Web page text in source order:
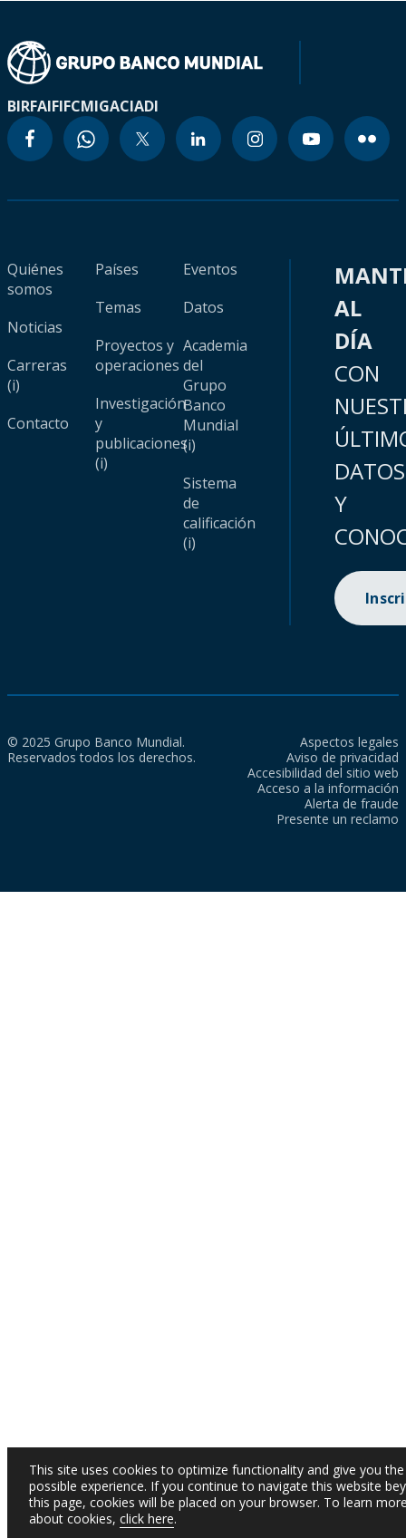
BIRFAIFIFCMIGACIADI
Quiénes
somos
Noticias
Carreras
(i)
Contacto
Países
Temas
Proyectos y
operaciones
Investigación
y
publicaciones
(i)
Eventos
Datos
Academia
del
Grupo
Banco
Mundial
(i)
Sistema
de
calificación
(i)
AL
DÍA
CON
DATOS
Y
© 2025 Grupo Banco Mundial.
Reservados todos los derechos.
Aspectos legales
Aviso de privacidad
Accesibilidad del sitio web
Acceso a la información
Alerta de fraude
Presente un reclamo
This site uses cookies to optimize functionality and give you
possible experience. If you continue to navigate this website
this page, cookies will be placed on your browser. To learn
about cookies, click here.